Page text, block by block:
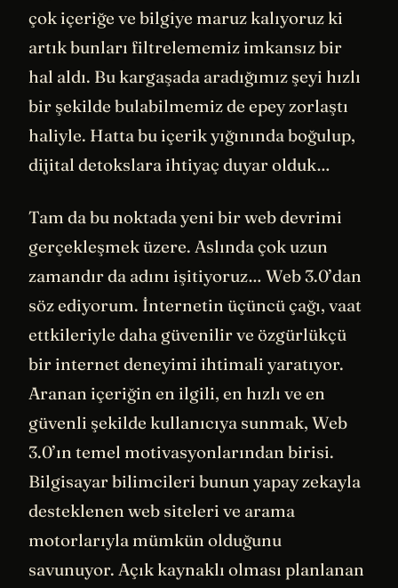
çok içeriğe ve bilgiye maruz kalıyoruz ki
artık bunları filtrelememiz imkansız bir
hal aldı. Bu kargaşada aradığımız şeyi hızlı
bir şekilde bulabilmemiz de epey zorlaştı
haliyle. Hatta bu içerik yığınında boğulup,
dijital detokslara ihtiyaç duyar olduk…
Tam da bu noktada yeni bir web devrimi
gerçekleşmek üzere. Aslında çok uzun
zamandır da adını işitiyoruz… Web 3.0’dan
söz ediyorum. İnternetin üçüncü çağı, vaat
ettkileriyle daha güvenilir ve özgürlükçü
bir internet deneyimi ihtimali yaratıyor.
Aranan içeriğin en ilgili, en hızlı ve en
güvenli şekilde kullanıcıya sunmak, Web
3.0’ın temel motivasyonlarından birisi.
Bilgisayar bilimcileri bunun yapay zekayla
desteklenen web siteleri ve arama
motorlarıyla mümkün olduğunu
savunuyor. Açık kaynaklı olması planlanan